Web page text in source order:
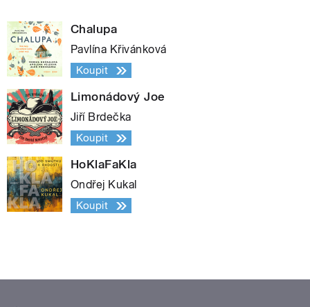
Chalupa
Pavlína Křivánková
Koupit
Limonádový Joe
Jiří Brdečka
Koupit
HoKlaFaKla
Ondřej Kukal
Koupit